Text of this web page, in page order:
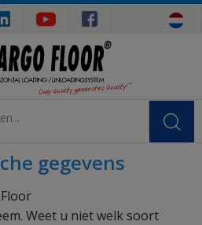
gegevens
Weet u niet welk soort